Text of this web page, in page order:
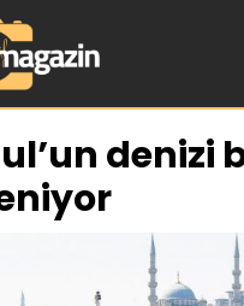
denizi